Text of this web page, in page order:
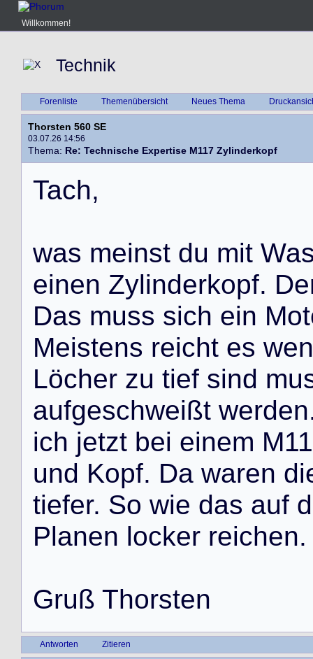
Willkommen!
Technik
Forenliste Themenübersicht Neues Thema
Thorsten 560 SE
03.07.26 14:56
Thema: Re: Technische Expertise M117 Zylinderkopf
Tach,
was meinst du mit Wa
einen Zylinderkopf. De
Das muss sich ein Mot
Meistens reicht es wen
Löcher zu tief sind mu
aufgeschweißt werden
ich jetzt bei einem M11
und Kopf. Da waren di
tiefer. So wie das auf d
Planen locker reichen.
Gruß Thorsten
Antworten Zitieren